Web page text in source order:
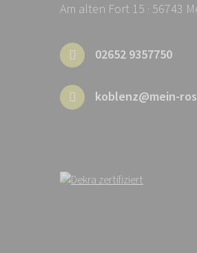
Am alten Fort 15 · 56743
02652 9357750
koblenz@mein-